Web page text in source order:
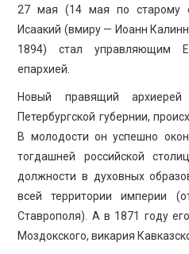
27 мая (14 мая по старому
Исаакий (вмиру — Иоанн
1894) стал управляющим
епархией.
Новый правящий
Петербургской губернии,
В молодости он успешно
тогдашней российской
должности в духовных
всей территории империи
Ставрополя). А в 1871 году
Моздокского, викария